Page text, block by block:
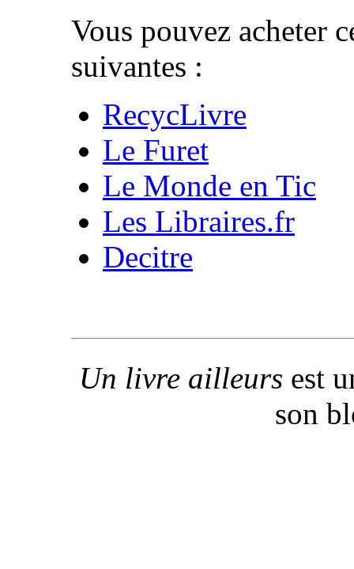
Vous pouvez acheter
suivantes :
RecycLivre
Le Furet
Le Monde en Tic
Les Libraires.fr
Decitre
Un livre ailleurs est
son